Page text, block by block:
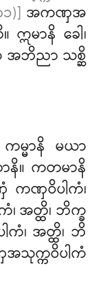
)] အကဏှအ
မာနိ ခေါ၊
အဘိညာ သစ္ဆိ
ကမ္မာနိ မယာ
။ ကတမာနိ
ကဏှဝိပါကံ၊
၊ အတ္ထိ၊ ဘိက္ခ
၊ အတ္ထိ၊ ဘိ
သုက္ကဝိပါကံ